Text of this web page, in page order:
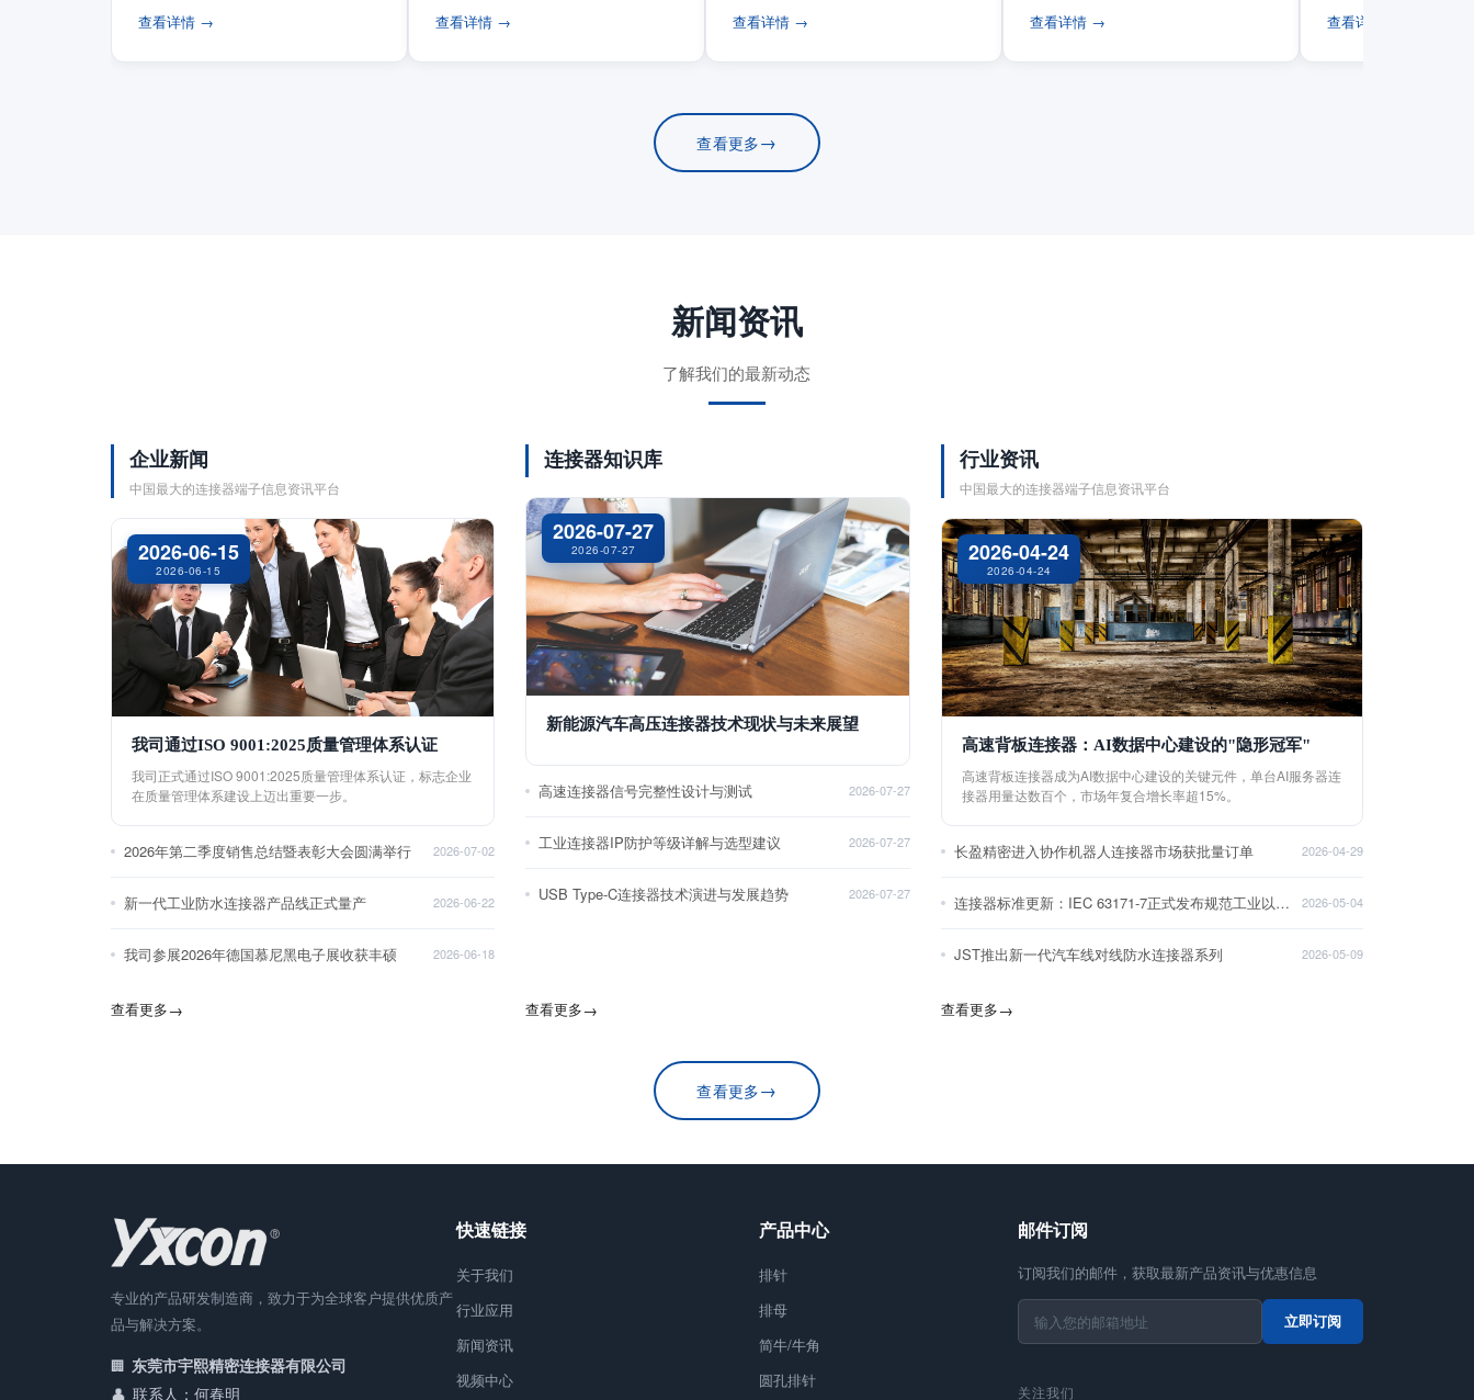
查看详情 → 查看详情 → 查看详情 → 查看详情 → 查看详情 →
查看更多→
新闻资讯
了解我们的最新动态
企业新闻
中国最大的连接器端子信息资讯平台
2026-06-15
2026-06-15
我司通过ISO 9001:2025质量管理体系认证
我司正式通过ISO 9001:2025质量管理体系认证，标志企业
在质量管理体系建设上迈出重要一步。
2026年第二季度销售总结暨表彰大会圆满举行 2026-07-02
新一代工业防水连接器产品线正式量产 2026-06-22
我司参展2026年德国慕尼黑电子展收获丰硕 2026-06-18
查看更多→
连接器知识库
2026-07-27
2026-07-27
新能源汽车高压连接器技术现状与未来展望
高速连接器信号完整性设计与测试 2026-07-27
工业连接器IP防护等级详解与选型建议 2026-07-27
USB Type-C连接器技术演进与发展趋势 2026-07-27
查看更多→
行业资讯
中国最大的连接器端子信息资讯平台
2026-04-24
2026-04-24
高速背板连接器：AI数据中心建设的"隐形冠军"
高速背板连接器成为AI数据中心建设的关键元件，单台AI服务器连
接器用量达数百个，市场年复合增长率超15%。
长盈精密进入协作机器人连接器市场获批量订单 2026-04-29
连接器标准更新：IEC 63171-7正式发布规范工业以太网接口 2026-05-04
JST推出新一代汽车线对线防水连接器系列 2026-05-09
查看更多→
查看更多→
专业的产品研发制造商，致力于为全球客户提供优质产
品与解决方案。
东莞市宇熙精密连接器有限公司
联系人：何春明
快速链接
关于我们
行业应用
新闻资讯
视频中心
产品中心
排针
排母
简牛/牛角
圆孔排针
邮件订阅
订阅我们的邮件，获取最新产品资讯与优惠信息
立即订阅
关注我们